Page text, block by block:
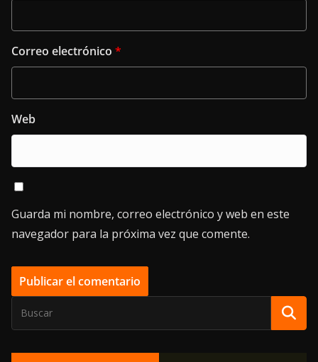
Correo electrónico *
Web
Guarda mi nombre, correo electrónico y web en este
navegador para la próxima vez que comente.